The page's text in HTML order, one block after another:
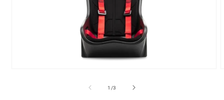
1 /de
3